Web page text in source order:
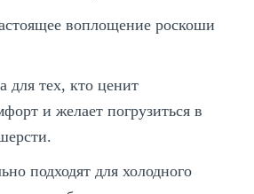
воплощение роскоши
для тех, кто ценит
и желает погрузиться в
подходят для холодного